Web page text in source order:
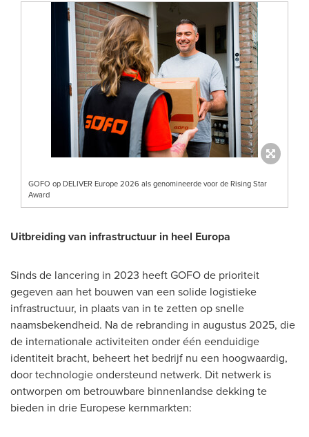
GOFO op DELIVER Europe 2026 als genomineerde voor de Rising Star
Award
Uitbreiding van infrastructuur in heel Europa
Sinds de lancering in 2023 heeft GOFO de prioriteit
gegeven aan het bouwen van een solide logistieke
infrastructuur, in plaats van in te zetten op snelle
naamsbekendheid. Na de rebranding in augustus 2025, die
de internationale activiteiten onder één eenduidige
identiteit bracht, beheert het bedrijf nu een hoogwaardig,
door technologie ondersteund netwerk. Dit netwerk is
ontworpen om betrouwbare binnenlandse dekking te
bieden in drie Europese kernmarkten: